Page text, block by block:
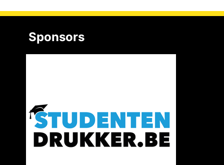
Sponsors